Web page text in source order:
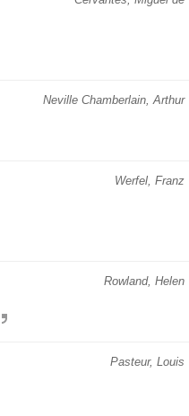
Neville Chamberlain, Arthur
Werfel, Franz
Rowland, Helen
Pasteur, Louis